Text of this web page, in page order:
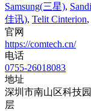
Samsung(三星),
佳讯), Telit Cinterion,
官网
https://comtech.cn/
电话
0755-26018083
地址
深圳市南山区科技
层